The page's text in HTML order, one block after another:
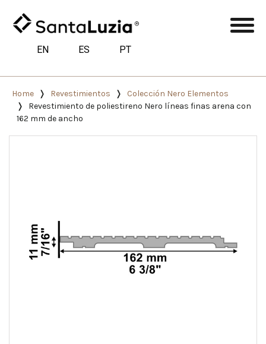
EN ES PT
Home Revestimientos
Colección Nero Elementos
Revestimiento de poliestireno Nero líneas finas arena con
162 mm de ancho